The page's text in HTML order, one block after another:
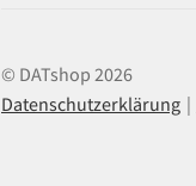
© DATshop 2026
Datenschutzerklärung